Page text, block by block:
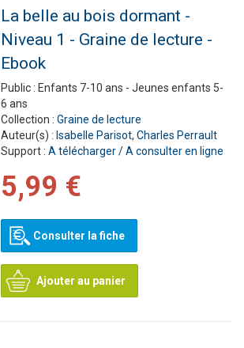
La belle au bois dormant -
Niveau 1 - Graine de lecture -
Ebook
Public : Enfants 7-10 ans - Jeunes enfants 5-
6 ans
Collection : Graine de lecture
Auteur(s) : Isabelle Parisot, Charles Perrault
Support : A télécharger / A consulter en ligne
5,99 €
Consulter la fiche
Ajouter au panier